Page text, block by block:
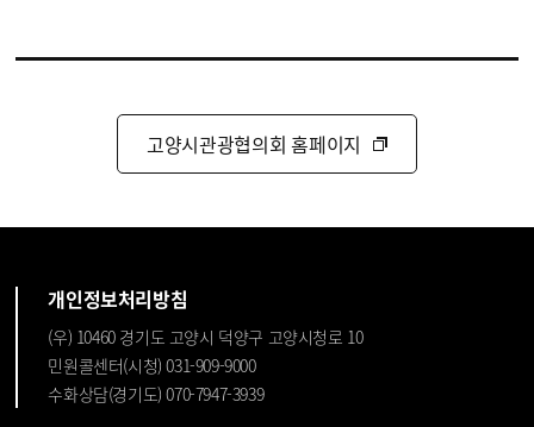
고양시관광협의회 홈페이지
개인정보처리방침
(우) 10460 경기도 고양시 덕양구 고양시청로 10
민원콜센터(시청) 031-909-9000
수화상담(경기도) 070-7947-3939